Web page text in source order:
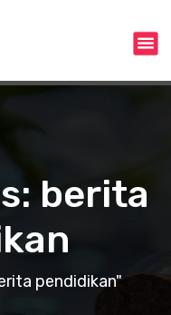
berita
pendidikan"